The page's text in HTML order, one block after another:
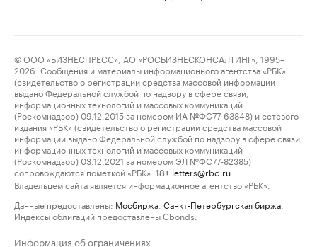
© ООО «БИЗНЕСПРЕСС», АО «РОСБИЗНЕСКОНСАЛТИНГ», 1995–
2026. Сообщения и материалы информационного агентства «РБК»
(свидетельство о регистрации средства массовой информации
выдано Федеральной службой по надзору в сфере связи,
информационных технологий и массовых коммуникаций
(Роскомнадзор) 09.12.2015 за номером ИА №ФС77-63848) и сетевого
издания «РБК» (свидетельство о регистрации средства массовой
информации выдано Федеральной службой по надзору в сфере связи,
информационных технологий и массовых коммуникаций
(Роскомнадзор) 03.12.2021 за номером ЭЛ №ФС77-82385)
сопровождаются пометкой «РБК».
18+ letters@rbc.ru
Владельцем сайта является информационное агентство «РБК».
Данные предоставлены: Мосбиржа Санкт-Петербургская биржа
Индексы облигаций предоставлены Cbonds.
Информация об ограничениях